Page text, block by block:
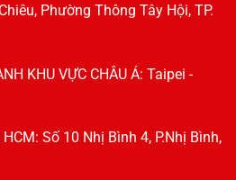
Phường Thông Tây Hội, TP.
KHU VỰC CHÂU Á: Taipei -
Số 10 Nhị Bình 4, P.Nhị Bình,